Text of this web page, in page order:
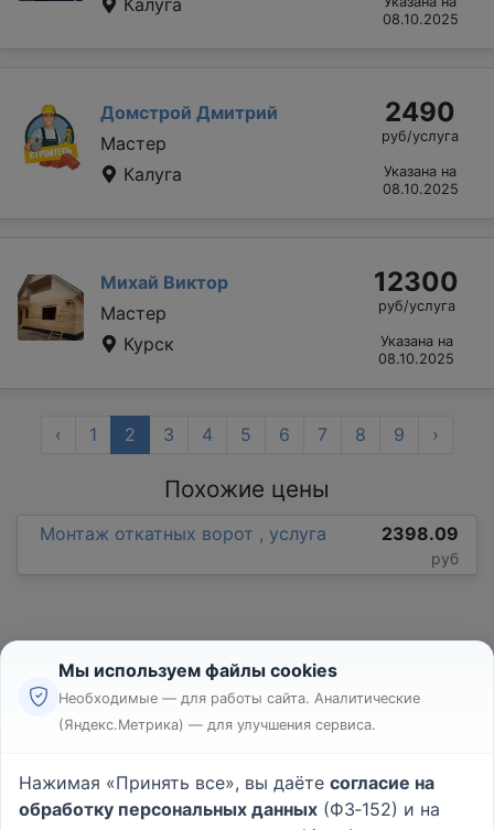
08.10.2025
Домстрой Дмитрий
Мастер
Калуга
2490
руб/услуга
Указана на
08.10.2025
Михай Виктор
Мастер
Курск
12300
руб/услуга
Указана на
08.10.2025
‹ 1 2 3 4 5 6 7 8 9 ›
Похожие цены
Монтаж откатных ворот , услуга 2398.09
руб
Реклама
Пользовательское соглашение
Политика конфиденциальности
Мы используем файлы cookies
Необходимые — для работы сайта. Аналитические
(Яндекс.Метрика) — для улучшения сервиса.
Нажимая «Принять все», вы даёте согласие на
обработку персональных данных (ФЗ‑152) и на